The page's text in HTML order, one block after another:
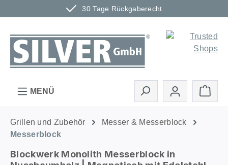
30 Tage Rückgaberecht
Zum Hauptinhalt springen
MENÜ
Grillen und Zubehör
Messer & Messerblock
Messerblock
Blockwerk Monolith Messerblock in